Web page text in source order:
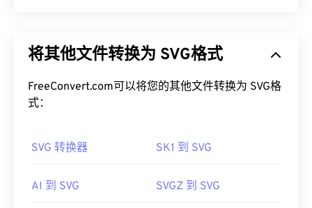
矢量图形，并支持有限的动画。正如其名称所示，使
类型可以在不损失图像质量的情况下调整大小。此
外，SVG 的独特之处在于它不是一种图像格式。相
将其他文件转换为 SVG格式
FreeConvert.com可以将您的其他文件转换为 SVG格
式：
SVG 转换器 SK1 到 SVG
AI 到 SVG SVGZ 到 SVG